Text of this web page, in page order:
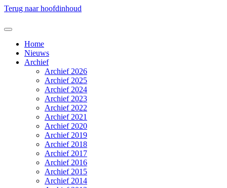
Terug naar hoofdinhoud
Home
Nieuws
Archief
Archief 2026
Archief 2025
Archief 2024
Archief 2023
Archief 2022
Archief 2021
Archief 2020
Archief 2019
Archief 2018
Archief 2017
Archief 2016
Archief 2015
Archief 2014